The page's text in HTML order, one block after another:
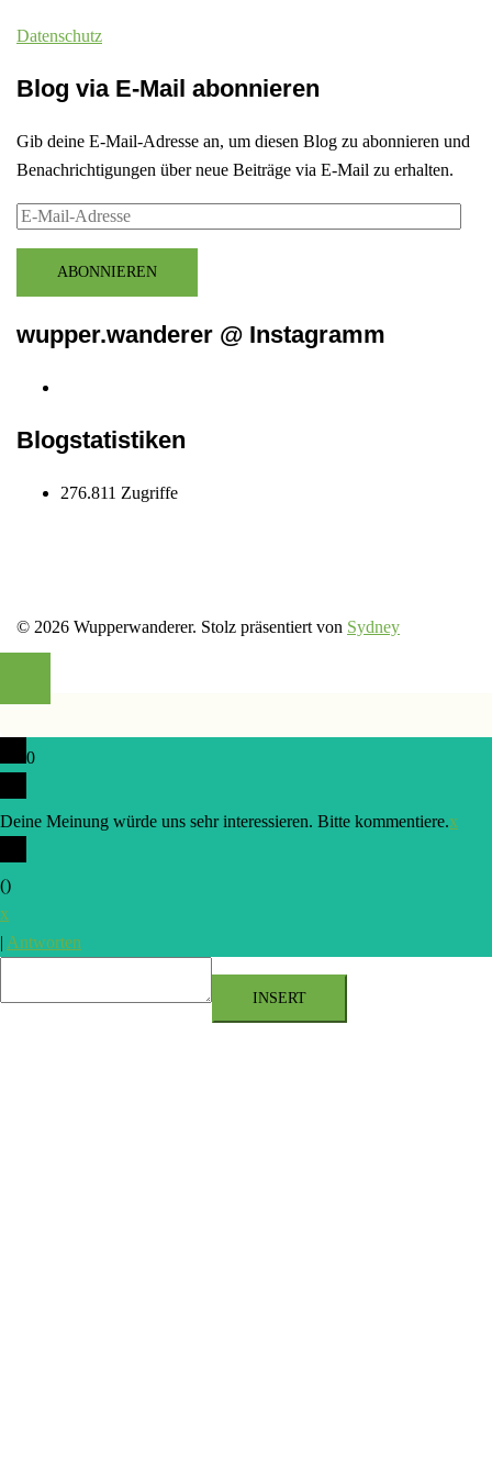
Datenschutz
Blog via E-Mail abonnieren
Gib deine E-Mail-Adresse an, um diesen Blog zu abonnieren und
Benachrichtigungen über neue Beiträge via E-Mail zu erhalten.
E-
AdresseABONNIEREN
wupper.wanderer @ Instagramm
Blogstatistiken
276.811 Zugriffe
© 2026 Wupperwanderer. Stolz präsentiert von Sydney
0
Deine Meinung würde uns sehr interessieren. Bitte kommentiere.x
()
x
| Antworten
INSERT